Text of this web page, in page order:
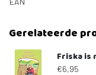
Gerelateerde
Friska is
€6,95